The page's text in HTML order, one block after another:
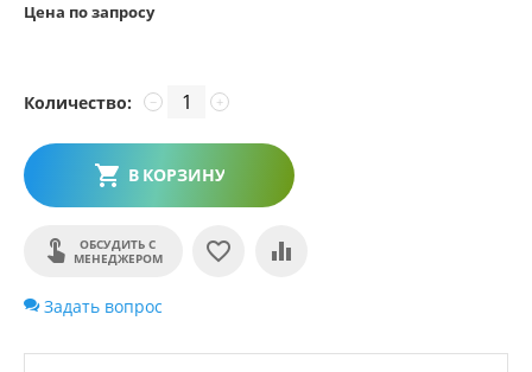
Цена по запросу
Количество: +
−
В КОРЗИНУ
ОБСУДИТЬ С
МЕНЕДЖЕРОМ
Задать вопрос